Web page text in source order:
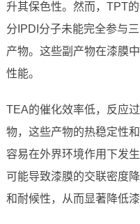
升其保色性。然而，TPT
分IPDI分子未能完全参与
产物。这些副产物在漆膜
性能。
TEA的催化效率低，反应
物，这些产物的热稳定性
容易在外界环境作用下发
可能导致漆膜的交联密度
和耐候性，从而显著降低漆